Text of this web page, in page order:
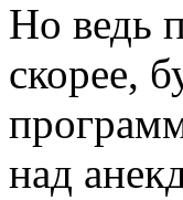
Но ведь
скорее,
над